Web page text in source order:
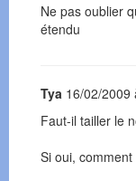
Ne pas oublier
étendu
Tya 16/02/2009
Faut-il tailler le
Si oui,